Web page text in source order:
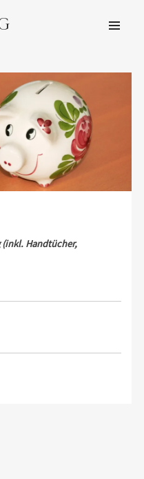
INHALT
SPRINGEN
(inkl. Handtücher,